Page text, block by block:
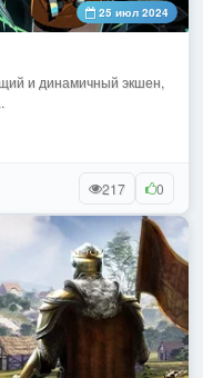
25 июл 2024
и динамичный экшен,
217 0